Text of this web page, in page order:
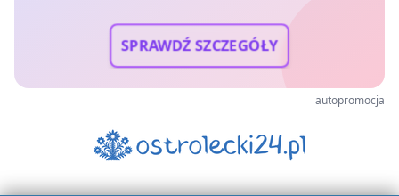
SPRAWDŹ SZCZEGÓŁY
autopromocja